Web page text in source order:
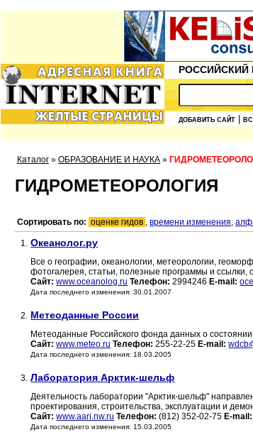
РОССИЙСКИЙ
ДОБАВИТЬ САЙТ
Каталог » ОБРАЗОВАНИЕ И НАУКА »
ГИДРОМЕТЕОРОЛОГИЯ
Сортировать по: оценке гидов , времени изменения,
1. Океанолог.ру
Все о географии, океанологии, метеорологии,
фотогалерея, статьи, полезные программы и
Сайт: www.oceanolog.ru Телефон: 2994246 E-mail:
Дата последнего изменения: 30.01.2007
2. Метеоданные России
Метеоданные Российского фонда данных о
Сайт: www.meteo.ru Телефон: 255-22-25 E-mail:
Дата последнего изменения: 18.03.2005
3. Лаборатория Арктик-шельф
Деятельность лаборатории "Арктик-шельф"
проектирования, строительства, эксплуатации и
Сайт: www.aari.nw.ru Телефон: (812) 352-02-75 E-mail:
Дата последнего изменения: 15.03.2005